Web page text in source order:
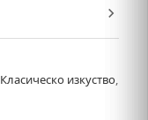
Класическо изкуство,